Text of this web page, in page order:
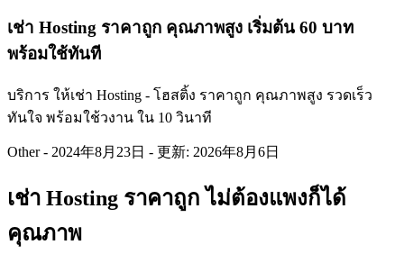
เช่า Hosting ราคาถูก คุณภาพสูง เริ่มต้น 60 บาท
พร้อมใช้ทันที
บริการ ให้เช่า Hosting - โฮสติ้ง ราคาถูก คุณภาพสูง รวดเร็ว
ทันใจ พร้อมใช้วงาน ใน 10 วินาที
Other- 2024年8月23日 - 更新: 2026年8月6日
เช่า Hosting ราคาถูก ไม่ต้องแพงก็ได้
คุณภาพ